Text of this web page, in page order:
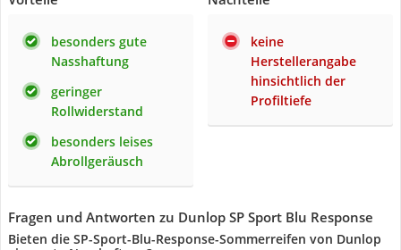
besonders gute
Nasshaftung
geringer
Rollwiderstand
besonders leises
Abrollgeräusch
keine
Herstellerangabe
hinsichtlich der
Profiltiefe
Fragen und Antworten zu Dunlop SP Sport Blu Response
Bieten die SP-Sport-Blu-Response-Sommerreifen von Dunlop